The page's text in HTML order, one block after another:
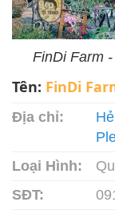
FinDi Farm
Tên: FinDi
Địa chỉ:
Loại Hình:
SĐT: